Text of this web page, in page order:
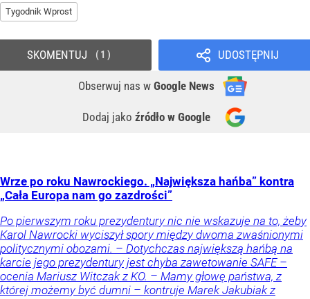
Tygodnik Wprost
UDOSTĘPNIJ
Obserwuj nas w Google News
Dodaj jako źródło w Google
SKOMENTUJ 1
Wrze po roku Nawrockiego. „Największa hańba” kontra
„Cała Europa nam go zazdrości”
Po pierwszym roku prezydentury nic nie wskazuje na to, żeby
Karol Nawrocki wyciszył spory między dwoma zwaśnionymi
politycznymi obozami. – Dotychczas największą hańbą na
karcie jego prezydentury jest chyba zawetowanie SAFE –
ocenia Mariusz Witczak z KO. – Mamy głowę państwa, z
której możemy być dumni – kontruje Marek Jakubiak z